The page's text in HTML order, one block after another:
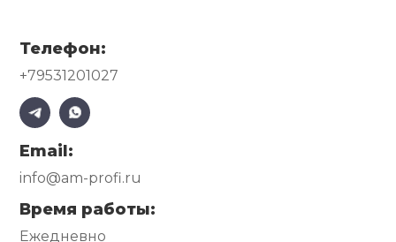
Телефон:
+79531201027
Email:
info@am-profi.ru
Время работы:
Ежедневно